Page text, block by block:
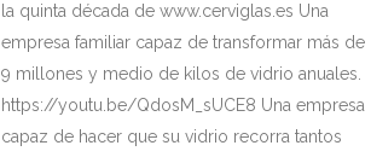
la quinta década de www.cerviglas.es Una
empresa familiar capaz de transformar más de
9 millones y medio de kilos de vidrio anuales.
https://youtu.be/QdosM_sUCE8 Una empresa
capaz de hacer que su vidrio recorra tantos